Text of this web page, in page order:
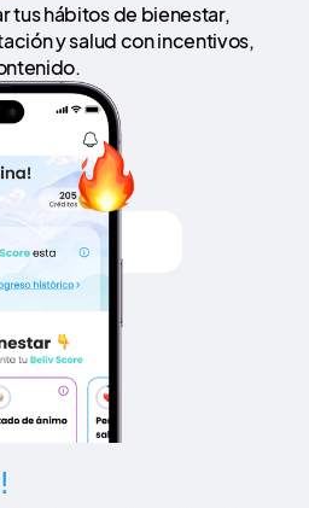
tus hábitos de bienestar,
y salud con incentivos,